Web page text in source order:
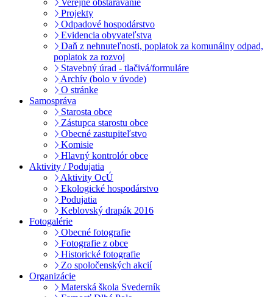
Projekty
Odpadové hospodárstvo
Evidencia obyvateľstva
Daň z nehnuteľnosti, poplatok za komunálny odpad,
poplatok za rozvoj
Stavebný úrad - tlačivá/formuláre
Archív (bolo v úvode)
O stránke
Samospráva
Starosta obce
Zástupca starostu obce
Obecné zastupiteľstvo
Komisie
Hlavný kontrolór obce
Aktivity / Podujatia
Aktivity OcÚ
Ekologické hospodárstvo
Podujatia
Keblovský drapák 2016
Fotogalérie
Obecné fotografie
Fotografie z obce
Historické fotografie
Zo spoločenských akcií
Organizácie
Materská škola Svederník